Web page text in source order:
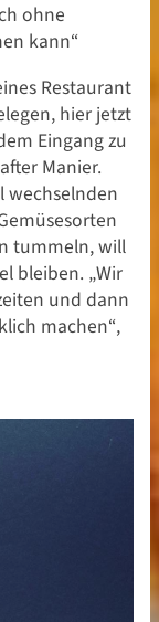
ohne
kann“
Restaurant
hier jetzt
Eingang zu
Manier.
wechselnden
tummeln, will
bleiben. „Wir
und dann
machen“,